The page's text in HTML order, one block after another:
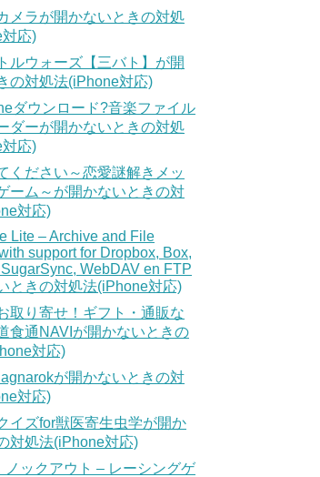
メラが開かないときの対処
応)
ルウォーズ【三バト】が開
の対処法(iPhone対応)
ダウンロード?音楽ファイル
ダーが開かないときの対処
応)
ください～恋愛謎解きメッ
ーム～が開かないときの対
対応)
Lite – Archive and File
support for Dropbox, Box,
WebDAV en FTP
ときの対処法(iPhone対応)
取り寄せ！ギフト・通販な
通NAVIが開かないときの
対応)
が開かないときの対
対応)
イズfor獣医寄生虫学が開か
対処法(iPhone対応)
ノックアウト – レーシングゲ